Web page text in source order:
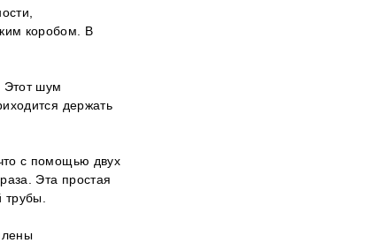
коробом. В
Этот шум
держать
с помощью двух
Эта простая